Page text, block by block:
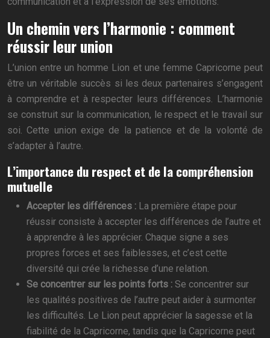
Un chemin vers l’harmonie : comment
réussir leur union
L’union entre un homme Lion et une femme Capricorne peut
être un véritable succès si les deux partenaires s’engagent
à comprendre et à respecter leurs différences. L’harmonie
se construit sur la communication, le respect et le travail sur
soi. Cette union exige de la patience et de la volonté de
s’adapter à l’autre.
L’importance du respect et de la compréhension
mutuelle
Accepter les différences : La première étape pour
réussir consiste à accepter les différences de l’autre et
à apprendre à les apprécier. Chaque signe a ses
propres forces et ses faiblesses, et c’est cette
diversité qui crée la richesse d’une relation.
Se concentrer sur les points forts : Se concentrer sur
les qualités positives de l’autre peut aider à surmonter
les difficultés. Le Lion peut apprécier la sagesse et la
fiabilité de la Capricorne, tandis que la Capricorne peut